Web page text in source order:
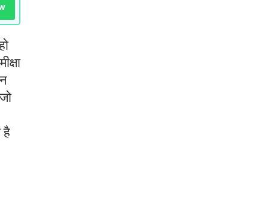
है